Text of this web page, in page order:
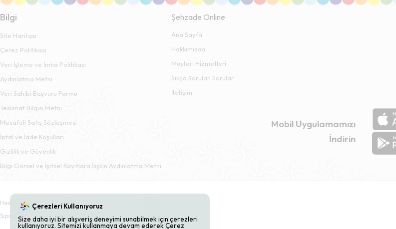
Bilgi
Site Haritası
Çerez Politikası
Veri İşleme ve İmha Politikası
Aydınlatma Metni
Veri Sahibi Başvuru Formu
Teslimat Bilgisi Metni
Mesafeli Satış Sözleşmesi
İptal ve İade Koşulları
Gizlilik ve Güvenlik
Bilgi Görsel ve İşitsel Kayıtlara İlişkin Aydınlatma Metni
Şehzade Online
Ana Sayfa
Hakkımızda
Müşteri Hizmetleri
Sıkça Sorulan Sorular
İletişim
Mobil Uygulamamızı
İndirin
Hesabım
Siparişler
Sepet
Beğendiklerim
Bildirimlerim
Çerezleri Kullanıyoruz
Size daha iyi bir alışveriş deneyimi sunabilmek için çerezleri
kullanıyoruz. Sitemizi kullanmaya devam ederek Çerez